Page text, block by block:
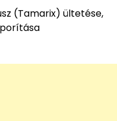
(Tamarix) ültetése,